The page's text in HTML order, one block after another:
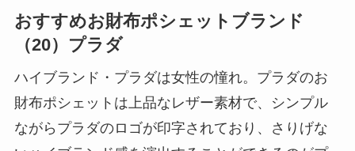
おすすめお財布ポシェットブランド
（20）プラダ
ハイブランド・プラダは女性の憧れ。プラダのお
財布ポシェットは上品なレザー素材で、シンプル
ながらプラダのロゴが印字されており、さりげな